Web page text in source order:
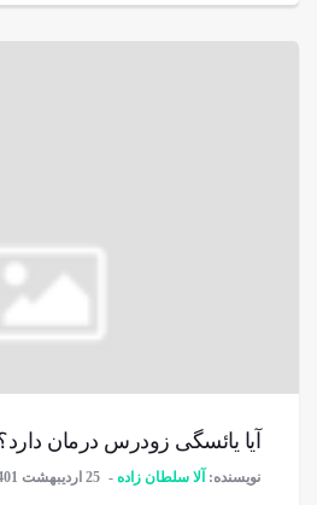
آیا یائسگی زودرس درمان
نویسنده: آلا سلطان زاده 25 اردیبهشت 1401